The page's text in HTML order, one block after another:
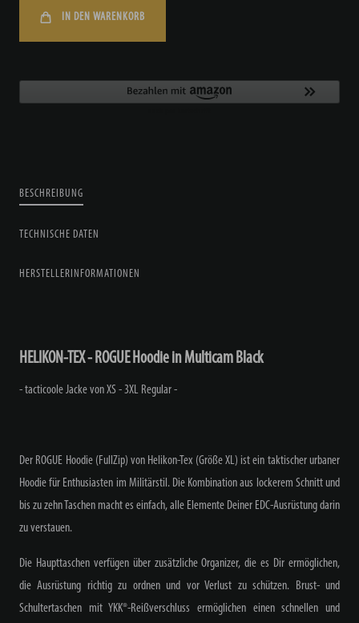
IN DEN WARENKORB
BESCHREIBUNG
TECHNISCHE DATEN
HERSTELLERINFORMATIONEN
HELIKON-TEX - ROGUE Hoodie in Multicam Black
- tacticoole Jacke von XS - 3XL Regular -
Der ROGUE Hoodie (FullZip) von Helikon-Tex (Größe XL) ist ein taktischer urbaner
Hoodie für Enthusiasten im Militärstil. Die Kombination aus lockerem Schnitt und
bis zu zehn Taschen macht es einfach, alle Elemente Deiner EDC-Ausrüstung darin
zu verstauen.
Die Haupttaschen verfügen über zusätzliche Organizer, die es Dir ermöglichen,
die Ausrüstung richtig zu ordnen und vor Verlust zu schützen. Brust- und
Schultertaschen mit YKK®-Reißverschluss ermöglichen einen schnellen und